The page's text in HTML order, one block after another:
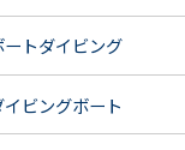
ートダイビング
イビングボート